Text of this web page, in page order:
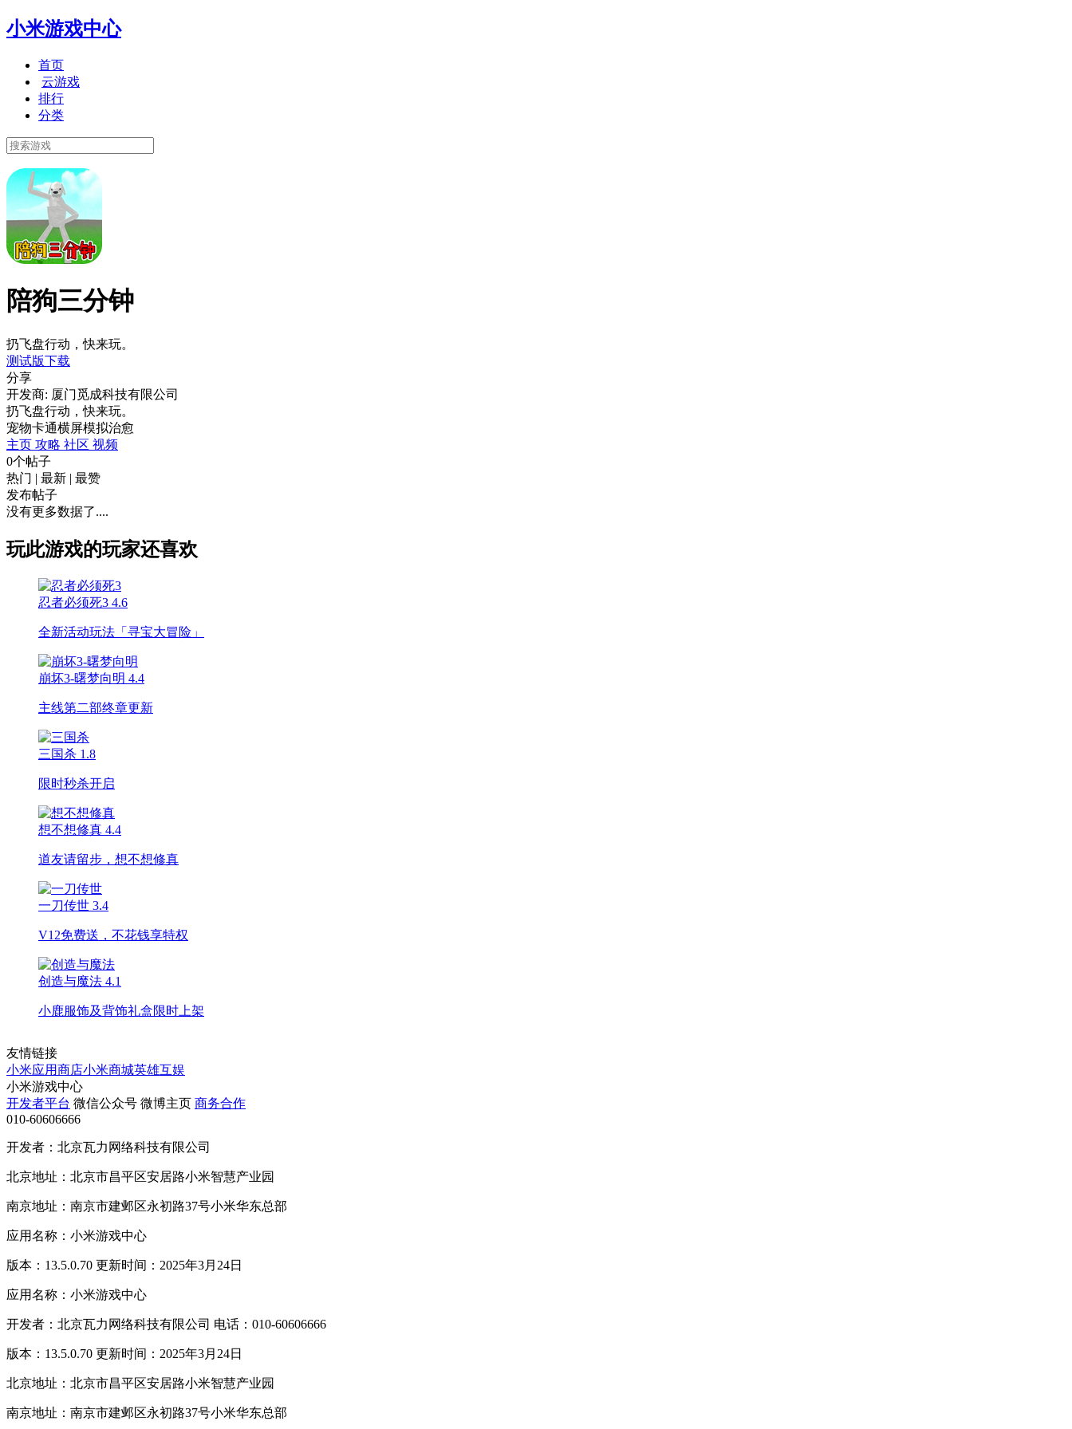
小米游戏中心
首页
云游戏
排行
分类
陪狗三分钟
扔飞盘行动，快来玩。
测试版下载
分享
开发商: 厦门觅成科技有限公司
扔飞盘行动，快来玩。
宠物卡通横屏模拟治愈
主页 攻略 社区 视频
0个帖子
热门 | 最新 | 最赞
发布帖子
没有更多数据了....
玩此游戏的玩家还喜欢
忍者必须死3 4.6
全新活动玩法「寻宝大冒险」
崩坏3-曙梦向明 4.4
主线第二部终章更新
三国杀 1.8
限时秒杀开启
想不想修真 4.4
道友请留步，想不想修真
一刀传世 3.4
V12免费送，不花钱享特权
创造与魔法 4.1
小鹿服饰及背饰礼盒限时上架
友情链接
小米应用商店小米商城英雄互娱
小米游戏中心
开发者平台 微信公众号 微博主页 商务合作
010-60606666
开发者：北京瓦力网络科技有限公司
北京地址：北京市昌平区安居路小米智慧产业园
南京地址：南京市建邺区永初路37号小米华东总部
应用名称：小米游戏中心
版本：13.5.0.70 更新时间：2025年3月24日
应用名称：小米游戏中心
开发者：北京瓦力网络科技有限公司 电话：010-60606666
版本：13.5.0.70 更新时间：2025年3月24日
北京地址：北京市昌平区安居路小米智慧产业园
南京地址：南京市建邺区永初路37号小米华东总部